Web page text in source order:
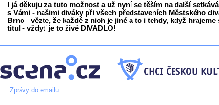
I já děkuju za tuto možnost a už nyní se těším na další
s Vámi - našimi diváky při všech představeních Městského
Brno - vězte, že každé z nich je jiné a to i tehdy, když hrajeme
titul - vždyť je to živé DIVADLO!
Zprávy do emailu